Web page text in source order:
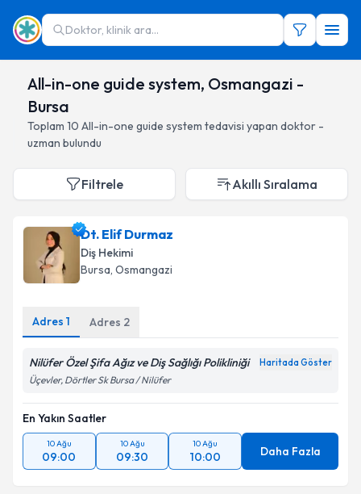
Doktor, klinik ara...
All-in-one guide system, Osmangazi -
Bursa
Toplam 10 All-in-one guide system tedavisi yapan doktor -
uzman bulundu
Filtrele Akıllı Sıralama
Dt. Elif Durmaz
Diş Hekimi
Bursa, Osmangazi
Adres 1 Adres 2
Nilüfer Özel Şifa Ağız ve Diş Sağlığı Polikliniği Haritada Göster
Üçevler, Dörtler Sk Bursa / Nilüfer
En Yakın Saatler
10 Ağu
09:00
10 Ağu
09:30
10 Ağu
10:00 Daha Fazla